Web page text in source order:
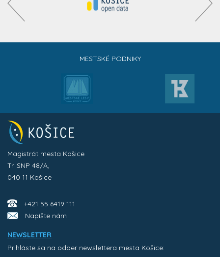
MESTSKÉ PODNIKY
Magistrát mesta Košice
Tr. SNP 48/A,
040 11 Košice
+421 55 6419 111
Napíšte nám
NEWSLETTER
Prihláste sa na odber newslettera mesta Košice: